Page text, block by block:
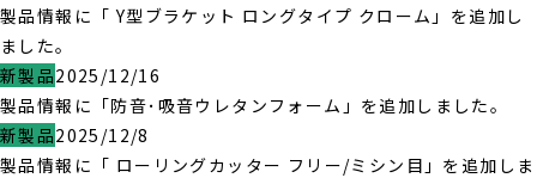
製品情報に「 Y型ブラケット ロングタイプ クローム」を追加し
ました。
新製品2025/12/16
製品情報に「防音･吸音ウレタンフォーム」を追加しました。
新製品2025/12/8
製品情報に「 ローリングカッター フリー/ミシン目」を追加しま